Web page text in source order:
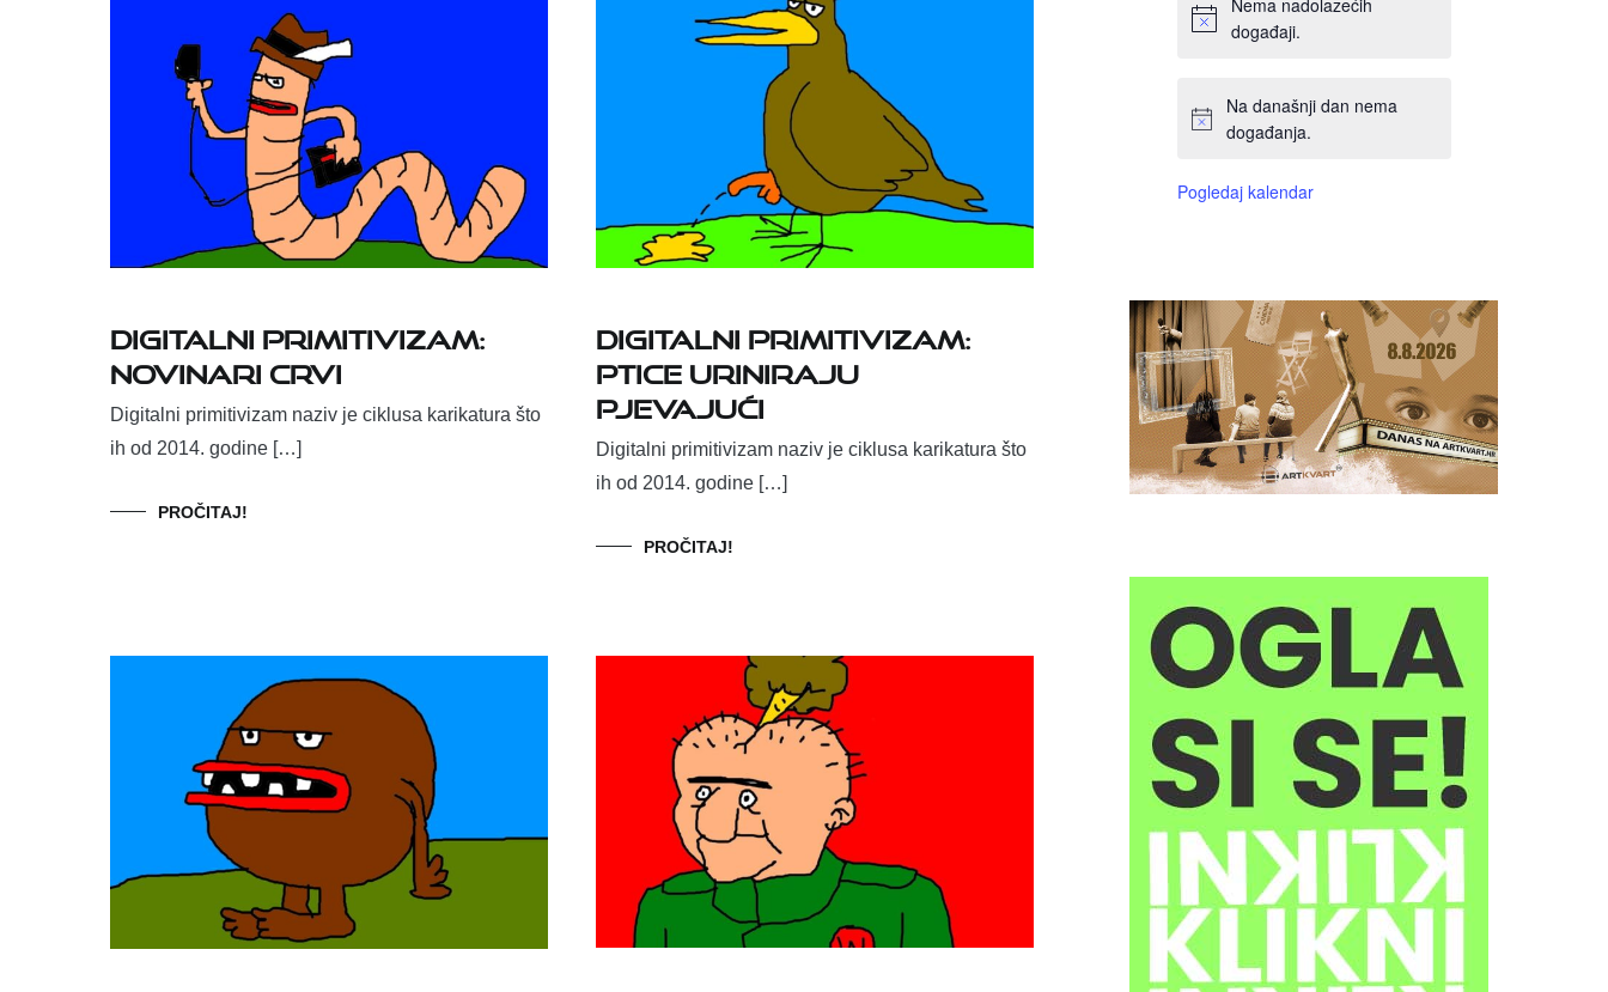
DIGITALNI PRIMITIVIZAM:
Novinari crvi
Digitalni primitivizam naziv je ciklusa karikatura što
ih od 2014. godine […]
PROČITAJ!
DIGITALNI PRIMITIVIZAM:
PTICE URINIRAJU
PJEVAJUĆI
Digitalni primitivizam naziv je ciklusa karikatura što
ih od 2014. godine […]
PROČITAJ!
Nema nadolazećih
događaji.
Na današnji dan nema
događanja.
Pogledaj kalendar